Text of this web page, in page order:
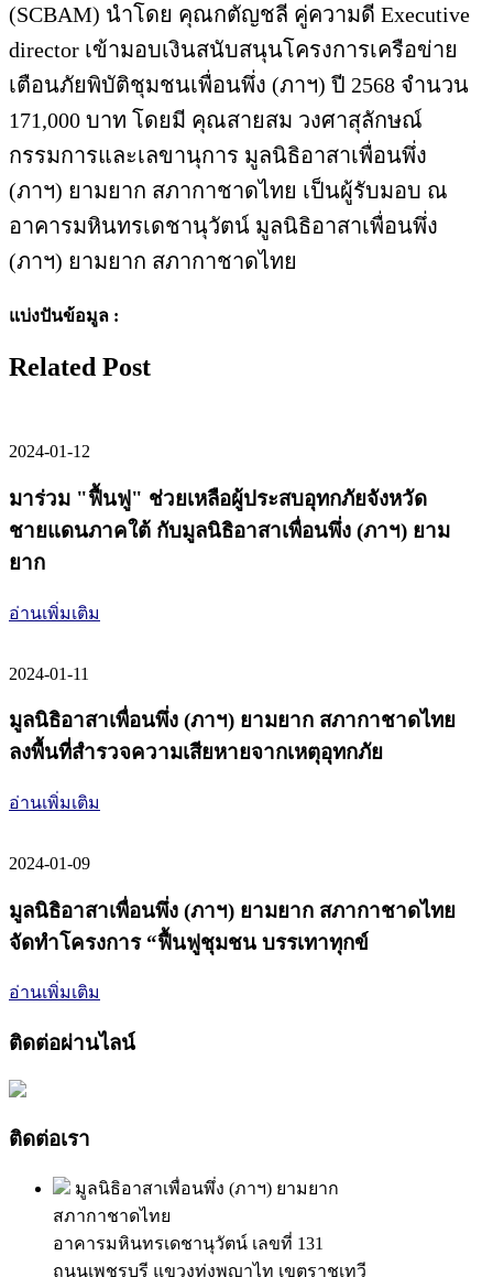
(SCBAM) นำโดย คุณกตัญชลี คู่ความดี Executive
director เข้ามอบเงินสนับสนุนโครงการเครือข่าย
เตือนภัยพิบัติชุมชนเพื่อนพึ่ง (ภาฯ) ปี 2568 จำนวน
171,000 บาท โดยมี คุณสายสม วงศาสุลักษณ์
กรรมการและเลขานุการ มูลนิธิอาสาเพื่อนพึ่ง
(ภาฯ) ยามยาก สภากาชาดไทย เป็นผู้รับมอบ ณ
อาคารมหินทรเดชานุวัตน์ มูลนิธิอาสาเพื่อนพึ่ง
(ภาฯ) ยามยาก สภากาชาดไทย
แบ่งปันข้อมูล :
Related Post
2024-01-12
มาร่วม "ฟื้นฟู" ช่วยเหลือผู้ประสบอุทกภัยจังหวัด
ชายแดนภาคใต้ กับมูลนิธิอาสาเพื่อนพึ่ง (ภาฯ) ยาม
ยาก
อ่านเพิ่มเติม
2024-01-11
มูลนิธิอาสาเพื่อนพึ่ง (ภาฯ) ยามยาก สภากาชาดไทย
ลงพื้นที่สำรวจความเสียหายจากเหตุอุทกภัย
อ่านเพิ่มเติม
2024-01-09
มูลนิธิอาสาเพื่อนพึ่ง (ภาฯ) ยามยาก สภากาชาดไทย
จัดทำโครงการ “ฟื้นฟูชุมชน บรรเทาทุกข์
อ่านเพิ่มเติม
ติดต่อผ่านไลน์
ติดต่อเรา
มูลนิธิอาสาเพื่อนพึ่ง (ภาฯ) ยามยาก
สภากาชาดไทย
อาคารมหินทรเดชานุวัตน์ เลขที่ 131
ถนนเพชรบุรี แขวงทุ่งพญาไท เขตราชเทวี